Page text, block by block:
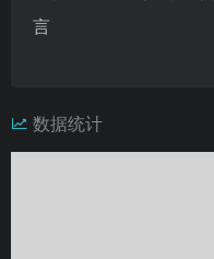
言
数据统计